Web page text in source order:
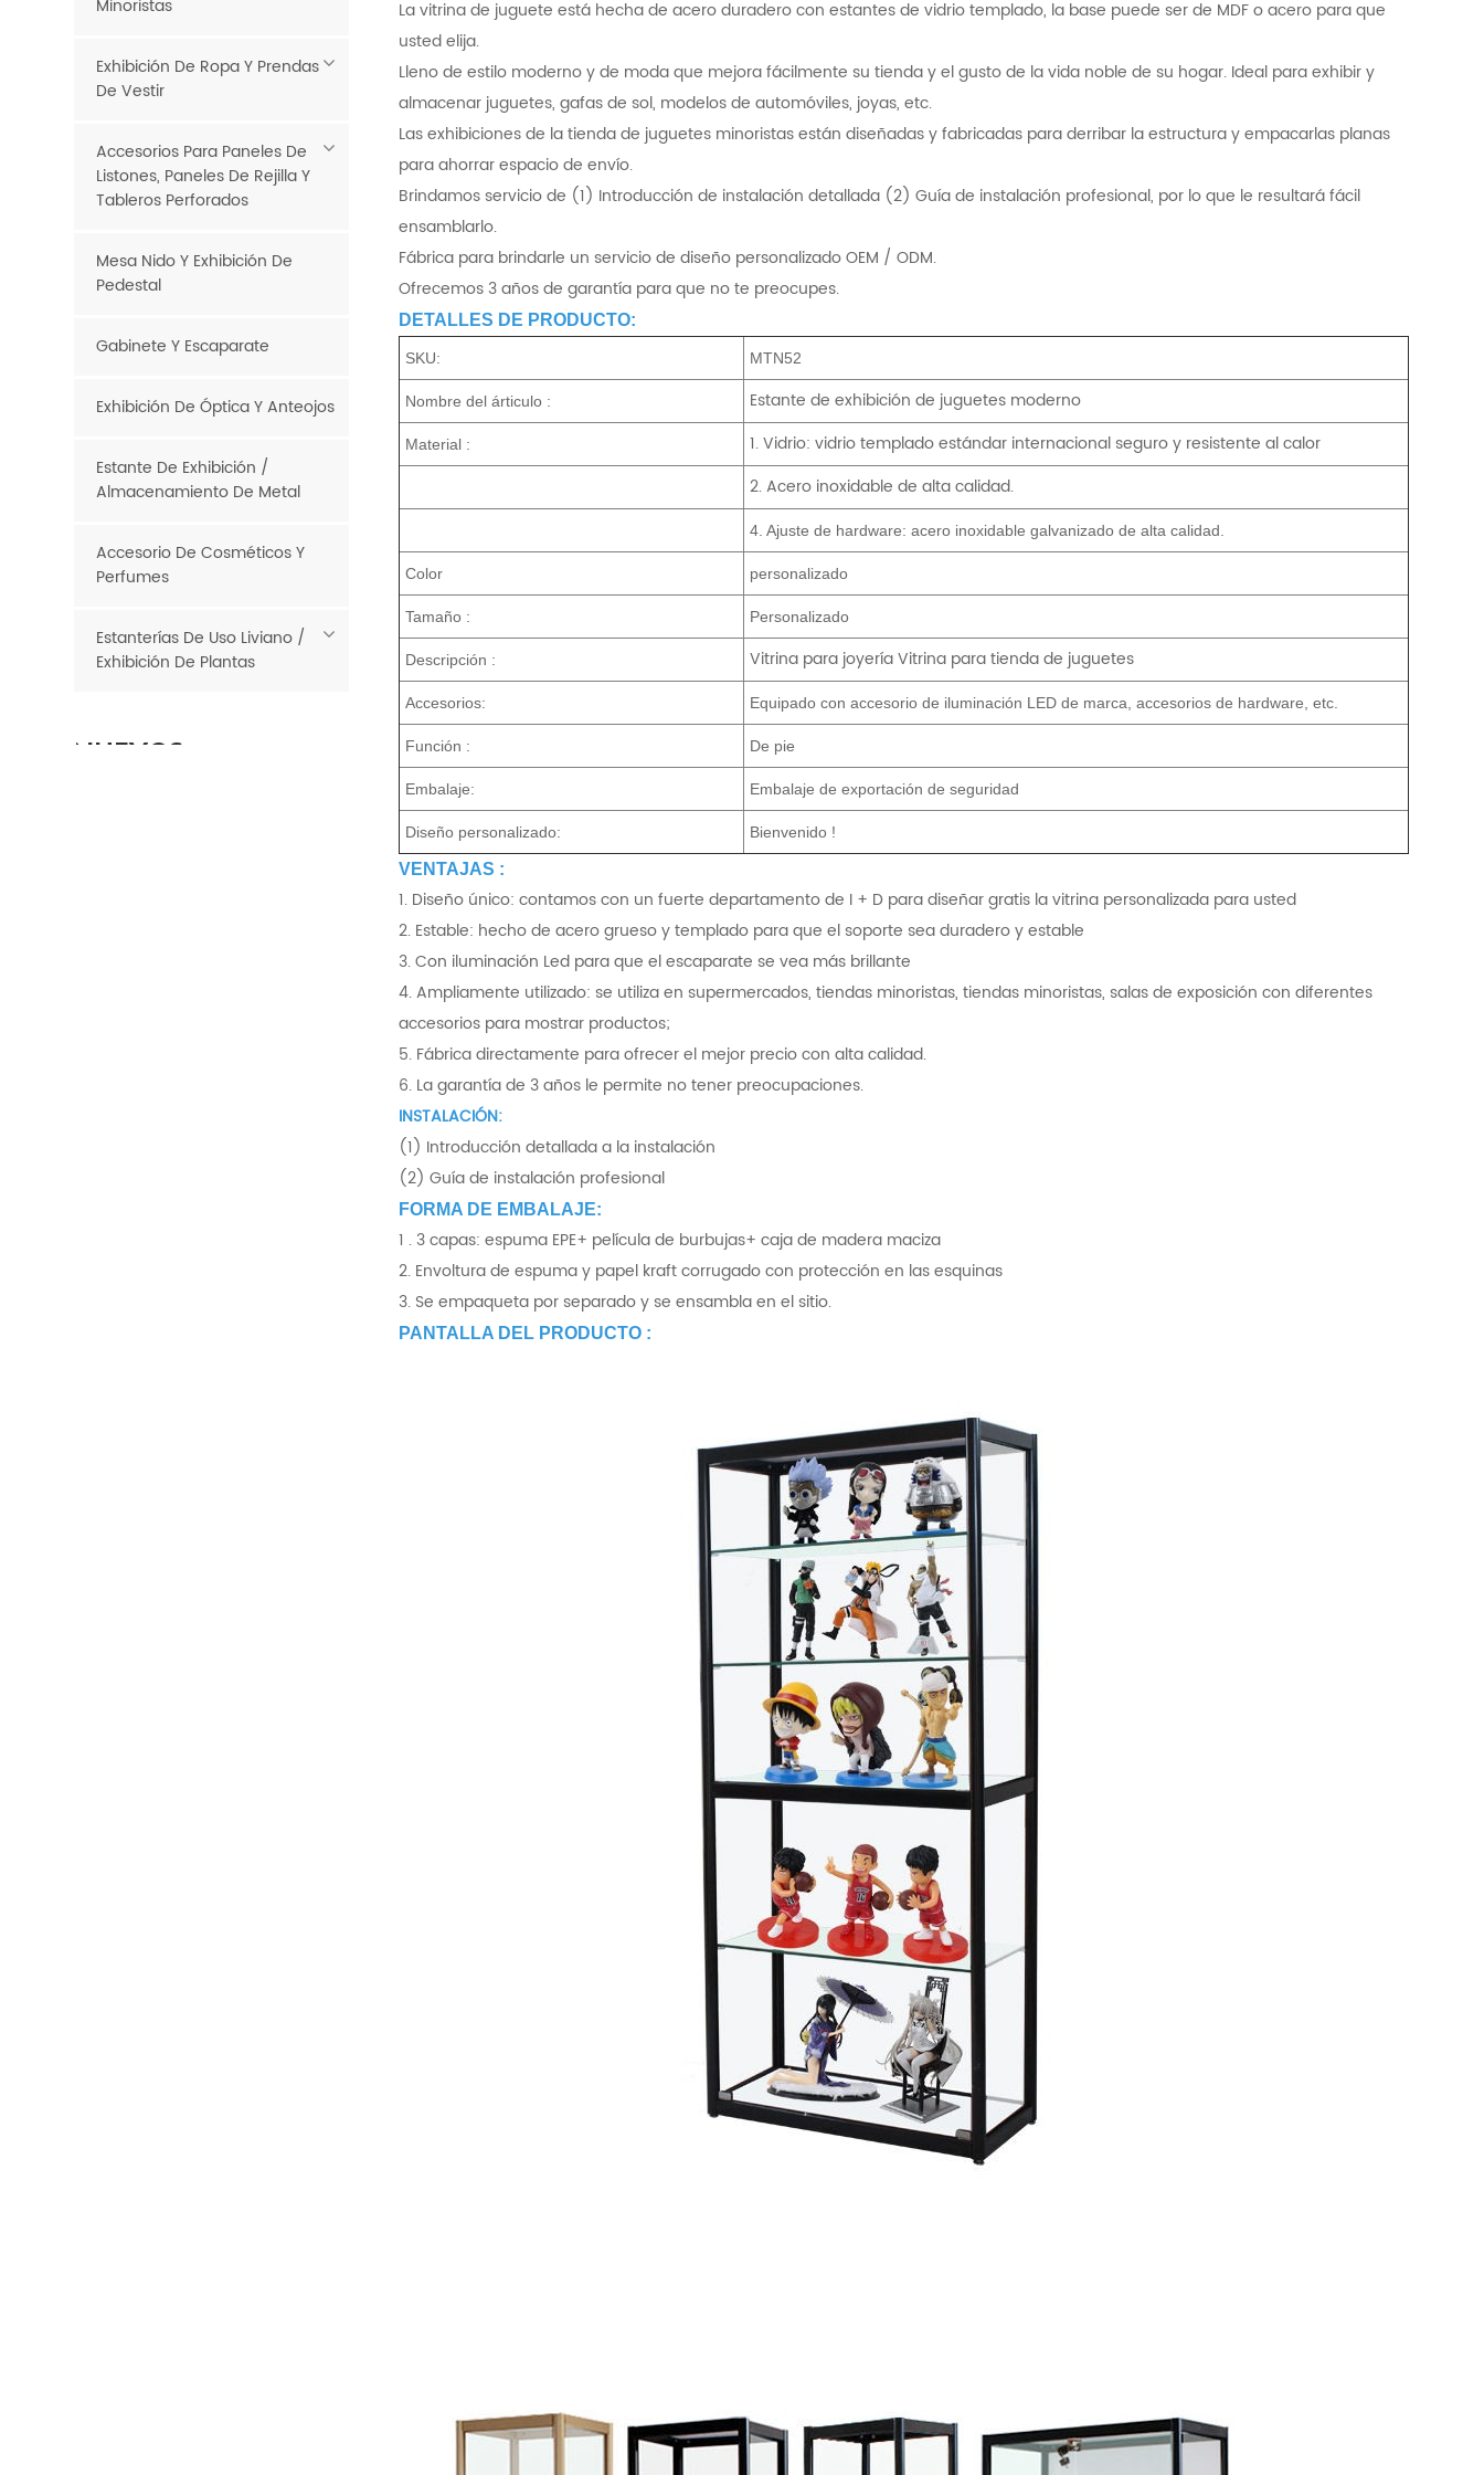
La vitrina de juguete está hecha de acero duradero con estantes de vidrio templado, la base puede ser de MDF o acero para que
usted elija.
Lleno de estilo moderno y de moda que mejora fácilmente su tienda y el gusto de la vida noble de su hogar. Ideal para exhibir y
almacenar juguetes, gafas de sol, modelos de automóviles, joyas, etc.
Las exhibiciones de la tienda de juguetes minoristas están diseñadas y fabricadas para derribar la estructura y empacarlas planas
para ahorrar espacio de envío.
Brindamos servicio de (1) Introducción de instalación detallada (2) Guía de instalación profesional, por lo que le resultará fácil
ensamblarlo.
Fábrica para brindarle un servicio de diseño personalizado OEM / ODM.
Ofrecemos 3 años de garantía para que no te preocupes.
DETALLES DE PRODUCTO:
SKU: MTN52
Nombre del árticulo : Estante de exhibición de juguetes moderno
Material :
1. Vidrio: vidrio templado estándar internacional seguro y resistente al calor
2. Acero inoxidable de alta calidad.
4. Ajuste de hardware: acero inoxidable galvanizado de alta calidad.
Color personalizado
Tamaño : Personalizado
Descripción : Vitrina para joyería Vitrina para tienda de juguetes
Accesorios: Equipado con accesorio de iluminación LED de marca, accesorios de hardware, etc.
Función : De pie
Embalaje: Embalaje de exportación de seguridad
Diseño personalizado: Bienvenido !
VENTAJAS :
1. Diseño único: contamos con un fuerte departamento de I + D para diseñar gratis la vitrina personalizada para usted
2. Estable: hecho de acero grueso y templado para que el soporte sea duradero y estable
3. Con iluminación Led para que el escaparate se vea más brillante
4. Ampliamente utilizado: se utiliza en supermercados, tiendas minoristas, tiendas minoristas, salas de exposición con diferentes
accesorios para mostrar productos;
5. Fábrica directamente para ofrecer el mejor precio con alta calidad.
6. La garantía de 3 años le permite no tener preocupaciones.
INSTALACIÓN:
(1) Introducción detallada a la instalación
(2) Guía de instalación profesional
FORMA DE EMBALAJE:
1 . 3 capas: espuma EPE+ película de burbujas+ caja de madera maciza
2. Envoltura de espuma y papel kraft corrugado con protección en las esquinas
3. Se empaqueta por separado y se ensambla en el sitio.
PANTALLA DEL PRODUCTO :
Minoristas
Exhibición De Ropa Y Prendas
De Vestir
Accesorios Para Paneles De
Listones, Paneles De Rejilla Y
Tableros Perforados
Mesa Nido Y Exhibición De
Pedestal
Gabinete Y Escaparate
Exhibición De Óptica Y Anteojos
Estante De Exhibición /
Almacenamiento De Metal
Accesorio De Cosméticos Y
Perfumes
Estanterías De Uso Liviano /
Exhibición De Plantas
NUEVOS